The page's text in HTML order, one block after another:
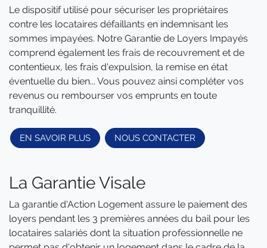
Le dispositif utilisé pour sécuriser les propriétaires
contre les locataires défaillants en indemnisant les
sommes impayées. Notre Garantie de Loyers Impayés
comprend également les frais de recouvrement et de
contentieux, les frais d'expulsion, la remise en état
éventuelle du bien... Vous pouvez ainsi compléter vos
revenus ou rembourser vos emprunts en toute
tranquillité.
EN SAVOIR PLUS NOUS CONTACTER
La Garantie Visale
La garantie d'Action Logement assure le paiement des
loyers pendant les 3 premières années du bail pour les
locataires salariés dont la situation professionnelle ne